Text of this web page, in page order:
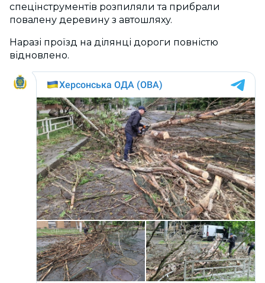
спецінструментів розпиляли та прибрали
повалену деревину з автошляху.
Наразі проїзд на ділянці дороги повністю
відновлено.